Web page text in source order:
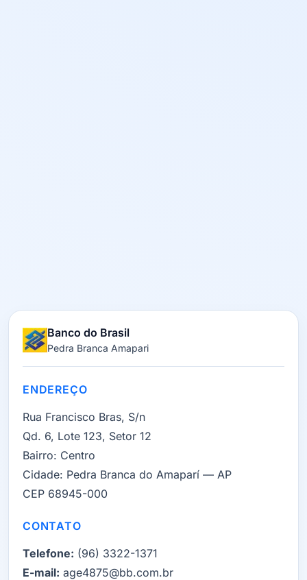
Banco do Brasil
Pedra Branca Amapari
ENDEREÇO
Rua Francisco Bras, S/n
Qd. 6, Lote 123, Setor 12
Bairro: Centro
Cidade: Pedra Branca do Amaparí — AP
CEP 68945-000
CONTATO
Telefone: (96) 3322-1371
E-mail: age4875@bb.com.br